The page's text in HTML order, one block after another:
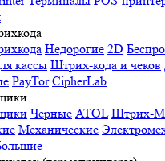
Недорогие 2D
кассы Штрих-кода и чеков
PayTor CipherLab
Черные ATOL Штрих-М
Механические